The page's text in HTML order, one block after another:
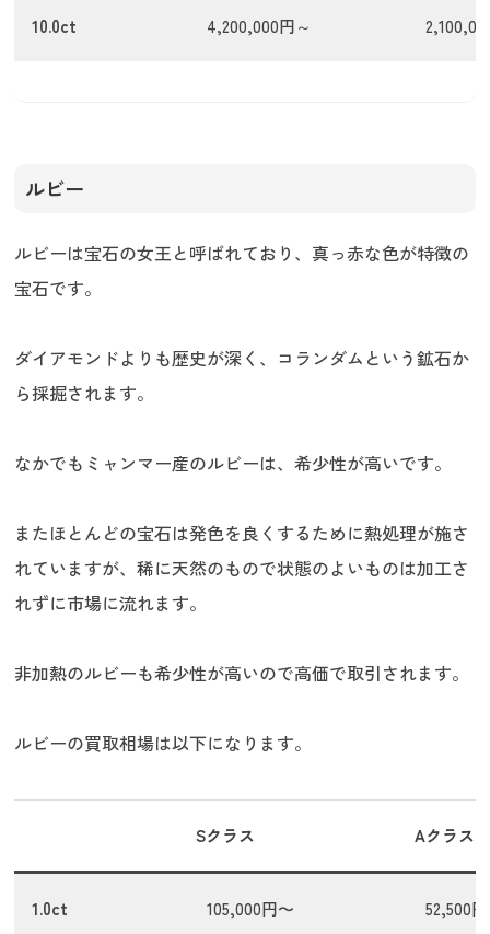
10.0ct 4,200,000円～
ルビー
ルビーは宝石の女王と呼ばれており、真っ赤な色が特徴の
宝石です。
ダイアモンドよりも歴史が深く、コランダムという鉱石か
ら採掘されます。
なかでもミャンマー産のルビーは、希少性が高いです。
またほとんどの宝石は発色を良くするために熱処理が施さ
れていますが、稀に天然のもので状態のよいものは加工さ
れずに市場に流れます。
非加熱のルビーも希少性が高いので高価で取引されます。
ルビーの買取相場は以下になります。
Sクラス Aクラス
1.0ct 105,000円〜 52,500